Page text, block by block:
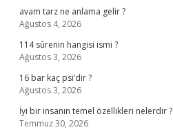
avam tarz ne anlama gelir ?
Ağustos 4, 2026
114 sûrenin hangisi ismi ?
Ağustos 3, 2026
16 bar kaç psi’dir ?
Ağustos 3, 2026
İyi bir insanın temel özellikleri nelerdir ?
Temmuz 30, 2026